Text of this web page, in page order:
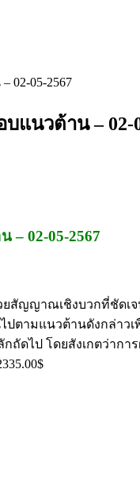
02-05-2567
แนวต้าน – 02-
– 02-05-2567
ญญาณเชิงบวกที่ชัดเจ
ปตามแนวต้านดังกล่า
กถัดไป โดยสังเกตว่